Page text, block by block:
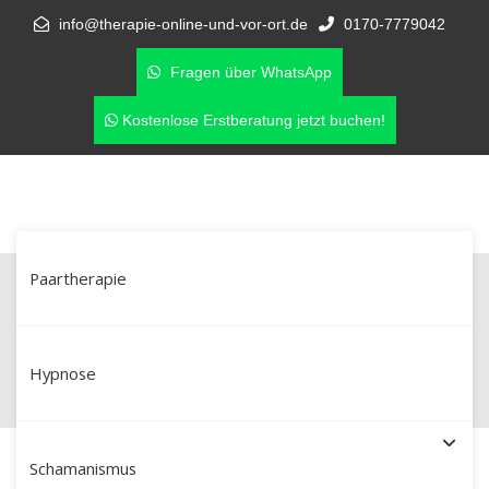
info@therapie-online-und-vor-ort.de 0170-7779042
Fragen über WhatsApp
Kostenlose Erstberatung jetzt buchen!
Paartherapie
Hypnose
Schamanismus
Hilfe bei Affäre & Vertrauensbruch